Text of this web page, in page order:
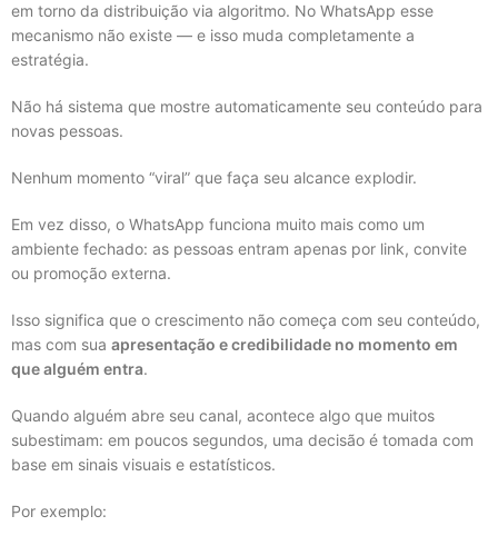
em torno da distribuição via algoritmo. No WhatsApp esse
mecanismo não existe — e isso muda completamente a
estratégia.
Não há sistema que mostre automaticamente seu conteúdo para
novas pessoas.
Nenhum momento “viral” que faça seu alcance explodir.
Em vez disso, o WhatsApp funciona muito mais como um
ambiente fechado: as pessoas entram apenas por link, convite
ou promoção externa.
Isso significa que o crescimento não começa com seu conteúdo,
mas com sua apresentação e credibilidade no momento em
que alguém entra.
Quando alguém abre seu canal, acontece algo que muitos
subestimam: em poucos segundos, uma decisão é tomada com
base em sinais visuais e estatísticos.
Por exemplo: